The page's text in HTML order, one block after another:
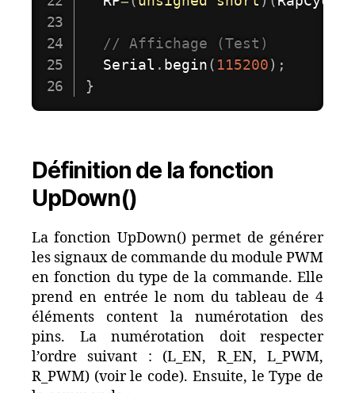
// Affichage (Test)
  Serial
. begin( 115200) ;
}
Définition de la fonction
UpDown()
La fonction UpDown() permet de générer
les signaux de commande du module PWM
en fonction du type de la commande. Elle
prend en entrée le nom du tableau de 4
éléments content la numérotation des
pins. La numérotation doit respecter
l’ordre suivant : (L_EN, R_EN, L_PWM,
R_PWM) (voir le code). Ensuite, le Type de